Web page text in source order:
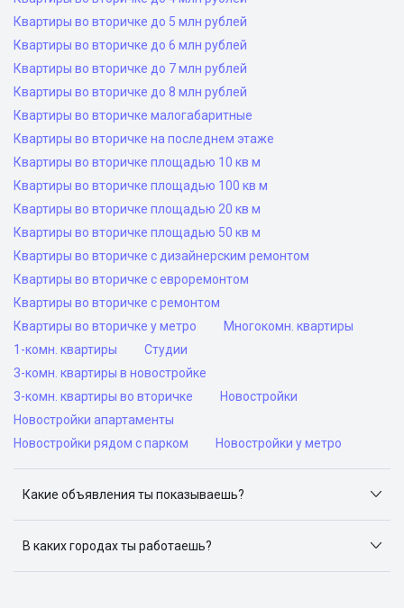
Квартиры во вторичке до 5 млн рублей
Квартиры во вторичке до 6 млн рублей
Квартиры во вторичке до 7 млн рублей
Квартиры во вторичке до 8 млн рублей
Квартиры во вторичке малогабаритные
Квартиры во вторичке на последнем этаже
Квартиры во вторичке площадью 10 кв м
Квартиры во вторичке площадью 100 кв м
Квартиры во вторичке площадью 20 кв м
Квартиры во вторичке площадью 50 кв м
Квартиры во вторичке с дизайнерским ремонтом
Квартиры во вторичке с евроремонтом
Квартиры во вторичке с ремонтом
Квартиры во вторичке у метро
Многокомн. квартиры
1-комн. квартиры
Студии
3-комн. квартиры в новостройке
3-комн. квартиры во вторичке
Новостройки
Новостройки апартаменты
Новостройки рядом с парком
Новостройки у метро
Какие объявления ты показываешь?
объявлений: ЦИАН, Домклик, Яндекс.Недвижимость,
Авито, Самолет.Плюс.
В каких городах ты работаешь?